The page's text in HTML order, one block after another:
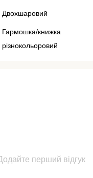
Двохшаровий
Гармошка/книжка
різнокольоровий
перший відгук